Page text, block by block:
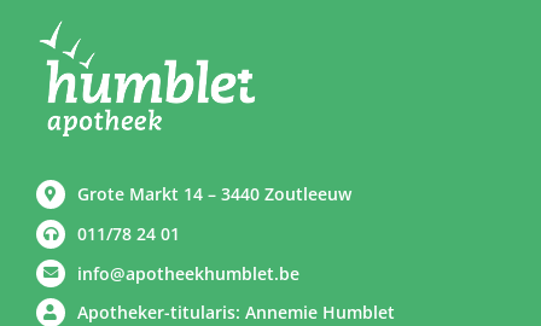
Grote Markt 14 – 3440 Zoutleeuw
011/78 24 01
info@apotheekhumblet.be
Apotheker-titularis: Annemie Humblet